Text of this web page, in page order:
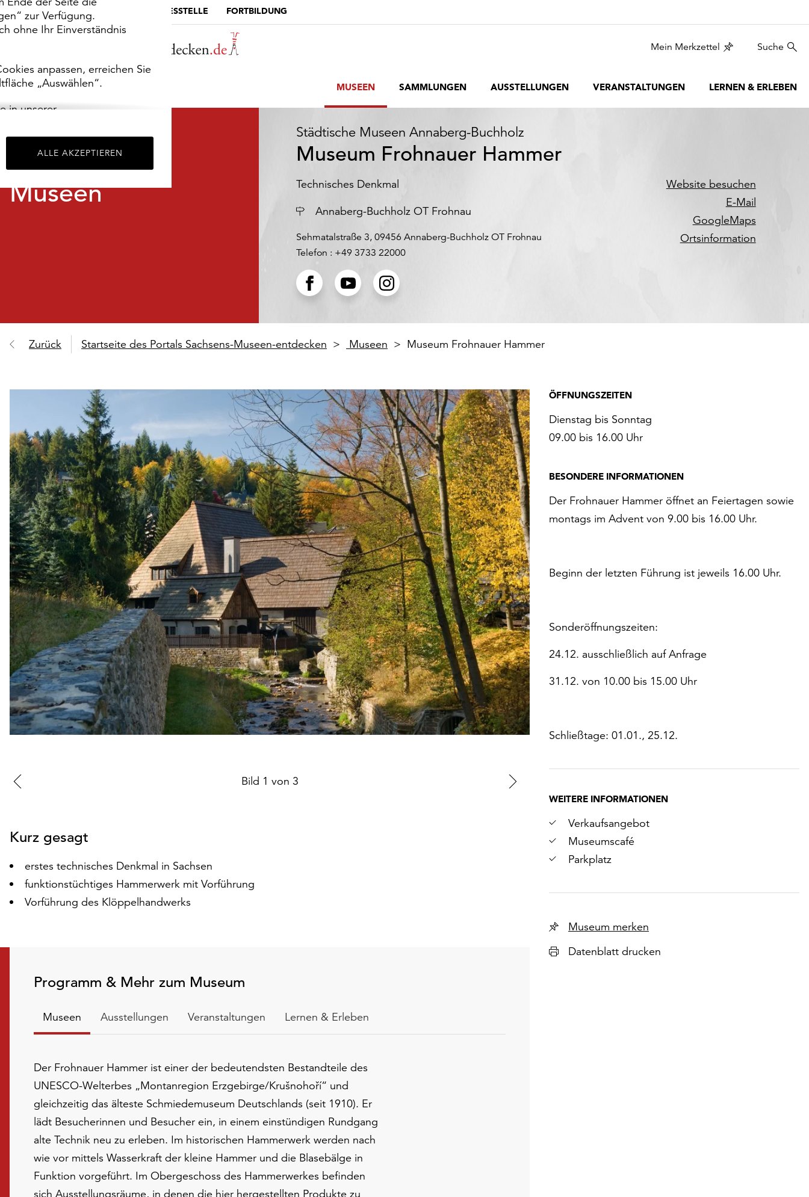
zur Verfügung.
ohne Ihr Einverständnis
anpassen, erreichen Sie
„Auswählen“.
in unserer
ALLE AKZEPTIEREN
MUSEUMSPORTAL DIE LANDESSTELLE FORTBILDUNG
Mein Merkzettel Suche
MUSEEN SAMMLUNGEN AUSSTELLUNGEN VERANSTALTUNGEN LERNEN & ERLEBEN
Museen
Städtische Museen Annaberg-Buchholz
Museum Frohnauer Hammer
Technisches Denkmal
Ort
Annaberg-Buchholz OT Frohnau
Sehmatalstraße 3, 09456 Annaberg-Buchholz OT Frohnau
Telefon : +49 3733 22000
Website besuchen
E-Mail
GoogleMaps
Ortsinformation
Zurück Startseite des Portals Sachsens-Museen-entdecken Museen Museum Frohnauer Hammer
Bild 1 von 3
nächsten
Kurz gesagt
erstes technisches Denkmal in Sachsen
funktionstüchtiges Hammerwerk mit Vorführung
Vorführung des Klöppelhandwerks
Programm & Mehr zum Museum
Museen Ausstellungen Veranstaltungen Lernen & Erleben
Der Frohnauer Hammer ist einer der bedeutendsten Bestandteile des
UNESCO-Welterbes „Montanregion Erzgebirge/Krušnohoří“ und
gleichzeitig das älteste Schmiedemuseum Deutschlands (seit 1910). Er
lädt Besucherinnen und Besucher ein, in einem einstündigen Rundgang
alte Technik neu zu erleben. Im historischen Hammerwerk werden nach
wie vor mittels Wasserkraft der kleine Hammer und die Blasebälge in
Funktion vorgeführt. Im Obergeschoss des Hammerwerkes befinden
sich Ausstellungsräume, in denen die hier hergestellten Produkte zu
ÖFFNUNGSZEITEN
Dienstag bis Sonntag
09.00 bis 16.00 Uhr
BESONDERE INFORMATIONEN
Der Frohnauer Hammer öffnet an Feiertagen sowie
montags im Advent von 9.00 bis 16.00 Uhr.
Beginn der letzten Führung ist jeweils 16.00 Uhr.
Sonderöffnungszeiten:
24.12. ausschließlich auf Anfrage
31.12. von 10.00 bis 15.00 Uhr
Schließtage: 01.01., 25.12.
WEITERE INFORMATIONEN
Verkaufsangebot
Museumscafé
Parkplatz
Museum merken
Datenblatt drucken